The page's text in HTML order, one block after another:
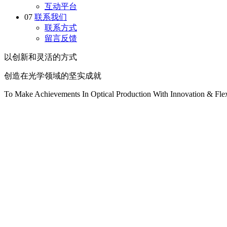
互动平台
07 联系我们
联系方式
留言反馈
以创新和灵活的方式
创造在光学领域的坚实成就
To Make Achievements In Optical Production With Innovation &